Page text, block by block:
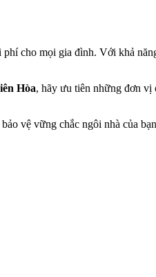
cho mọi gia đình. Với khả
Hòa, hãy ưu tiên những đơn vị
vệ vững chắc ngôi nhà của